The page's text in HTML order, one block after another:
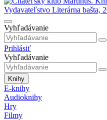
Vyhľadávanie
Prihlásiť
Vyhľadávanie
Knihy
E-knihy
Audioknihy
Hry
Filmy